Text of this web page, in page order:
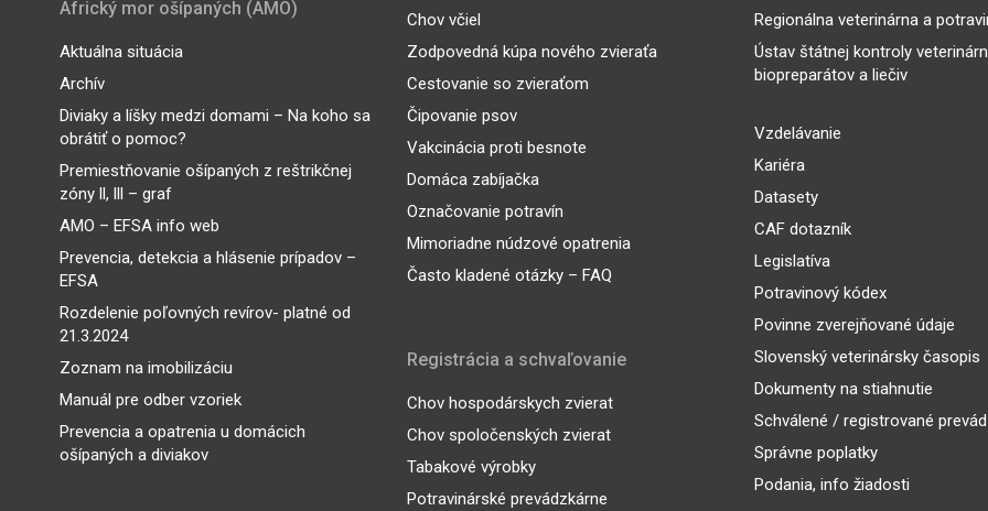
Africký mor ošípaných (AMO)
Aktuálna situácia
Archív
Diviaky a líšky medzi domami – Na koho sa
obrátiť o pomoc?
Premiestňovanie ošípaných z reštrikčnej
zóny ll, lll – graf
AMO – EFSA info web
Prevencia, detekcia a hlásenie prípadov –
EFSA
Rozdelenie poľovných revírov- platné od
21.3.2024
Zoznam na imobilizáciu
Manuál pre odber vzoriek
Prevencia a opatrenia u domácich
ošípaných a diviakov
Chov včiel
Zodpovedná kúpa nového zvieraťa
Cestovanie so zvieraťom
Čipovanie psov
Vakcinácia proti besnote
Domáca zabíjačka
Označovanie potravín
Mimoriadne núdzové opatrenia
Často kladené otázky – FAQ
Registrácia a schvaľovanie
Chov hospodárskych zvierat
Chov spoločenských zvierat
Tabakové výrobky
Potravinárské prevádzkárne
Regionálna veterinárna a
Ústav štátnej kontroly
biopreparátov a liečiv
Vzdelávanie
Kariéra
Datasety
CAF dotazník
Legislatíva
Potravinový kódex
Povinne zverejňované údaje
Slovenský veterinársky časopis
Dokumenty na stiahnutie
Schválené / registrované
Správne poplatky
Podania, info žiadosti